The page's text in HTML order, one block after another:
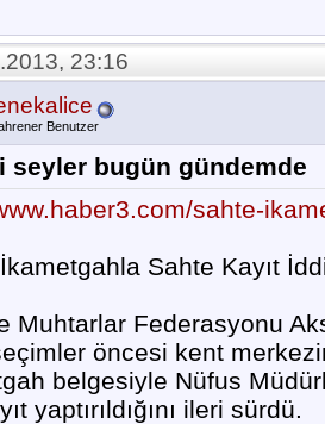
23:16
Benutzer
seyler bugün gündemde
sahte-
Sahte Kayıt
Muhtarlar Federasyonu
öncesi kent
belgesiyle Nüfus
yaptırıldığını ileri sürdü.